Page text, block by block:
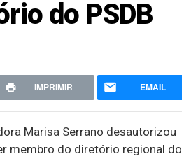
do PSDB
IMPRIMIR EMAIL
Marisa Serrano desautorizou
membro do diretório regional do